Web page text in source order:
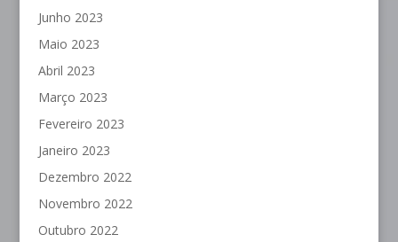
Junho 2023
Maio 2023
Abril 2023
Março 2023
Fevereiro 2023
Janeiro 2023
Dezembro 2022
Novembro 2022
Outubro 2022